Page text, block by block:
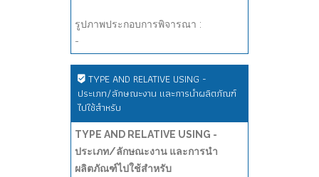
รูปภาพประกอบการพิจารณา :
-
TYPE AND RELATIVE USING -
ประเภท/ลักษณะงาน และการนำผลิตภัณฑ์
ไปใช้สำหรับ
TYPE AND RELATIVE USING -
ประเภท/ลักษณะงาน และการนำ
ผลิตภัณฑ์ไปใช้สำหรับ